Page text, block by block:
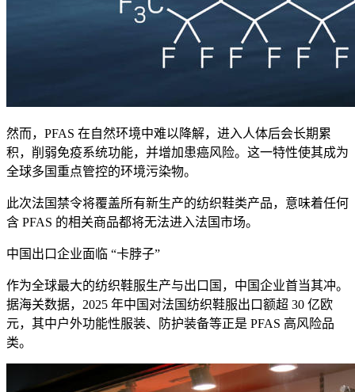
然而，PFAS 在自然环境中难以降解，进入人体后会长期累
积，削弱免疫系统功能，并增加患癌风险。这一特性使其成为
全球多国重点管控的环境污染物。
此次法国禁令将覆盖所有新生产的纺织鞋类产品，意味着任何
含 PFAS 的相关商品都将无法进入法国市场。
中国出口企业面临 “卡脖子”
作为全球最大的纺织鞋服生产与出口国，中国企业首当其冲。
据海关数据，2025 年中国对法国纺织鞋服出口额超 30 亿欧
元，其中户外功能性服装、防护装备等正是 PFAS 高风险品
类。